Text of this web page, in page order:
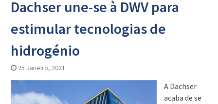
Dachser une-se à DWV para
estimular tecnologias de
hidrogénio
25 Janeiro, 2021
A Dachser
acaba de se